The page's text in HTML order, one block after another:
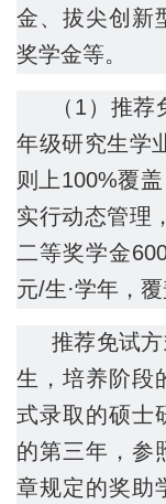
金、拔尖创新
奖学金等。
（1）推
年级研究生学
则上100%覆
实行动态管理
二等奖学金
元/生·学年，
推荐免试
生，培养阶段
式录取的硕士
的第三年，参
章规定的奖助